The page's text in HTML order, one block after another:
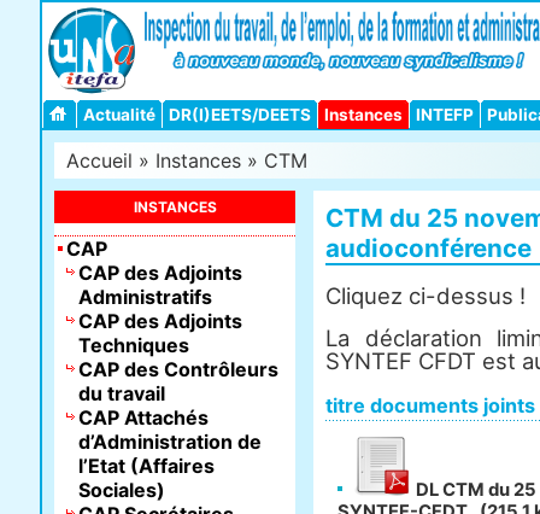
Actualité DR(I)EETS/DEETS Instances INTEFP
Accueil » Instances » CTM
CTM du 25
audioconférence
Cliquez ci-dessus !
La déclaration
SYNTEF CFDT est
titre documents joints
DL CTM du
INSTANCES
CAP
CAP des Adjoints
Administratifs
CAP des Adjoints
Techniques
CAP des Contrôleurs
du travail
CAP Attachés
d’Administration de
l’Etat (Affaires
Sociales)